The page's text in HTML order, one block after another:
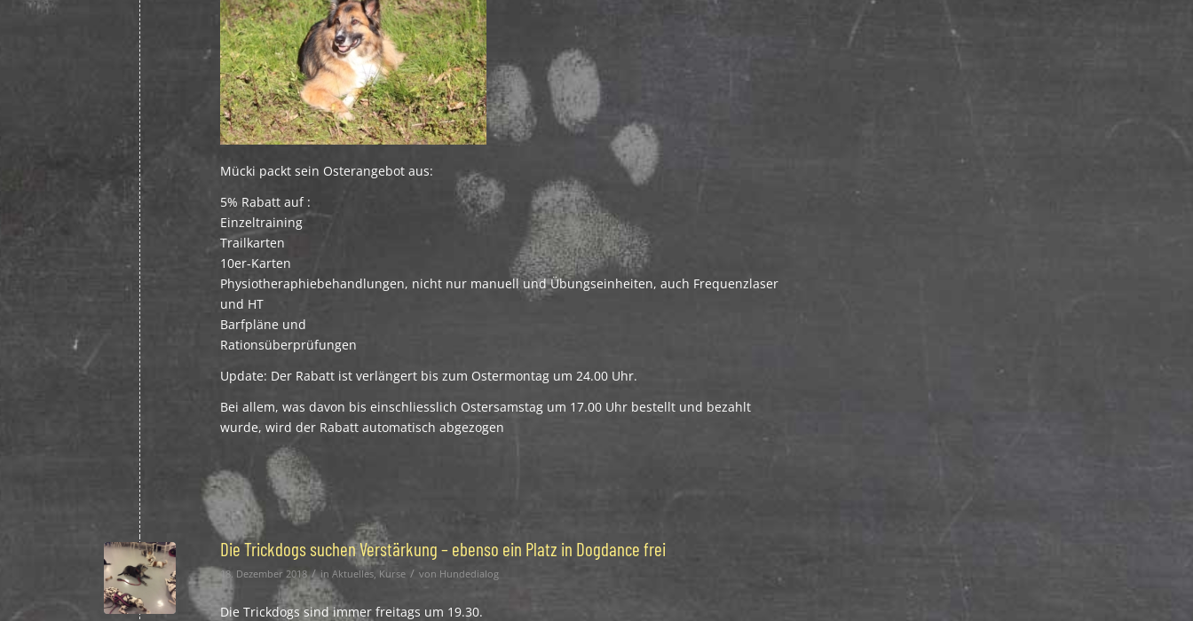
Mücki packt sein Osterangebot aus:
5% Rabatt auf :
Einzeltraining
Trailkarten
10er-Karten
Physiotheraphiebehandlungen, nicht nur manuell und Übungseinheiten, auch Frequenzlaser
und HT
Barfpläne und
Rationsüberprüfungen
Update: Der Rabatt ist verlängert bis zum Ostermontag um 24.00 Uhr.
Bei allem, was davon bis einschliesslich Ostersamstag um 17.00 Uhr bestellt und bezahlt
wurde, wird der Rabatt automatisch abgezogen
Die Trickdogs suchen Verstärkung – ebenso ein Platz in Dogdance frei
18. Dezember 2018 / inAktuelles Kurse / von Hundedialog
Die Trickdogs sind immer freitags um 19.30.